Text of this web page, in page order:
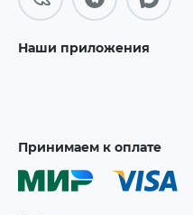
Наши приложения
Принимаем к оплате